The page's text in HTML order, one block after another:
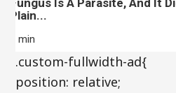
Fungus Is A Parasite, And It
Plain...
9 min
.custom-fullwidth-ad{
position: relative;